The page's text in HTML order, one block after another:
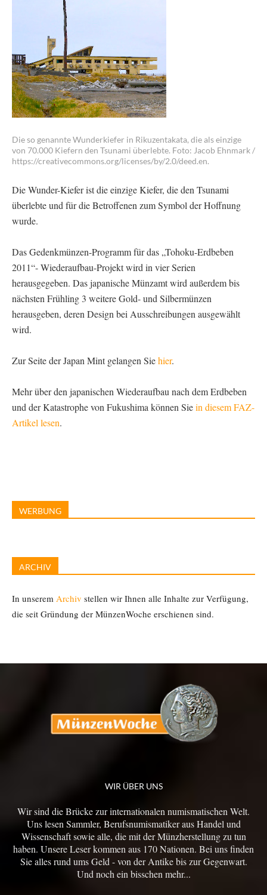
Die so genannte Wunderkiefer in Rikuzentakata, die als einzige
von 70.000 Kiefern den Tsunami überlebte. Foto: Jacob Ehnmark /
https://creativecommons.org/licenses/by/2.0/deed.en.
Die Wunder-Kiefer ist die einzige Kiefer, die den Tsunami
überlebte und für die Betroffenen zum Symbol der Hoffnung
wurde.
Das Gedenkmünzen-Programm für das „Tohoku-Erdbeben
2011“- Wiederaufbau-Projekt wird in vier Serien
herausgegeben. Das japanische Münzamt wird außerdem bis
nächsten Frühling 3 weitere Gold- und Silbermünzen
herausgeben, deren Design bei Ausschreibungen ausgewählt
wird.
Zur Seite der Japan Mint gelangen Siehier.
Mehr über den japanischen Wiederaufbau nach dem Erdbeben
und der Katastrophe von Fukushima können Siein diesem FAZ-
Artikel lesen.
WERBUNG
ARCHIV
In unserem Archiv stellen wir Ihnen alle Inhalte zur Verfügung,
die seit Gründung der MünzenWoche erschienen sind.
WIR ÜBER UNS
Wir sind die Brücke zur internationalen numismatischen Welt.
Uns lesen Sammler, Berufsnumismatiker aus Handel und
Wissenschaft sowie alle, die mit der Münzherstellung zu tun
haben. Unsere Leser kommen aus 170 Nationen. Bei uns finden
Sie alles rund ums Geld - von der Antike bis zur Gegenwart.
Und noch ein bisschen mehr...